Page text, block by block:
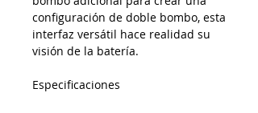
configuración de doble bombo, esta
interfaz versátil hace realidad su
visión de la batería.
Especificaciones